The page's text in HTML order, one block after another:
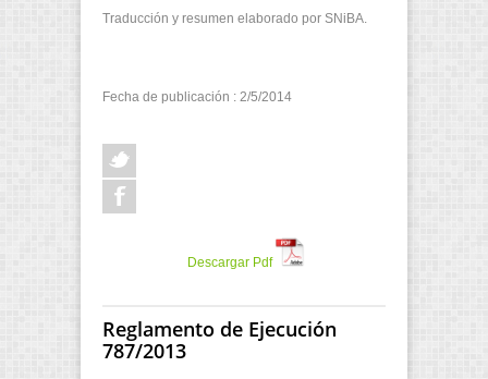
Traducción y resumen elaborado por SNiBA.
Fecha de publicación : 2/5/2014
Descargar Pdf
Reglamento de Ejecución
787/2013